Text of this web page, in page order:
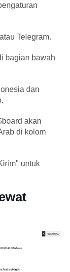
Telegram.
bagian bawah
dan
akan
di kolom
untuk